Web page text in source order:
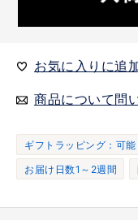
お気に入りに追
商品について問
ギフトラッピング：可能
お届け日数1～2週間